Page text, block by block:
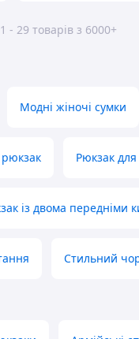
- 29 товарів з 6000+
Модні жіночі сумки
Рюкзак
із двома передніми
Стильний